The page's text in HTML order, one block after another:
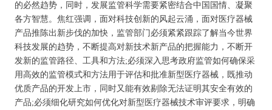
的必然趋势，同时，发展监管科学需要紧密结合中国国情、凝聚
各方智慧。焦红强调，面对科技创新的风起云涌，面对医疗器械
产品推陈出新步伐的加快，监管部门必须紧紧跟踪了解当今世界
科技发展的趋势，不断提高对新技术新产品的把握能力，不断开
发新的监管路径、工具和方法;必须深入思考政府监管如何确保采
用高效的监管模式和方法用于评估和批准新型医疗器械，既推动
优质产品的开发上市，同时又能有效剔除无法证明其安全有效的
产品;必须细化研究如何优化对新型医疗器械技术审评要求，明确